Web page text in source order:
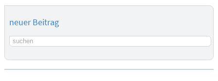
neuer Beitrag
Suchbegriff